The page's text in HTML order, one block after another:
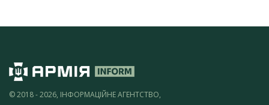
© 2018 - 2026, ІНФОРМАЦІЙНЕ АГЕНТСТВО,